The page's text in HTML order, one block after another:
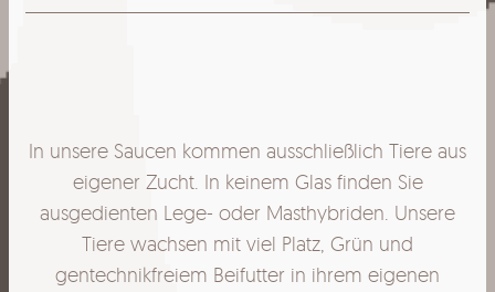
In unsere Saucen kommen ausschließlich Tiere aus
eigener Zucht. In keinem Glas finden Sie
ausgedienten Lege- oder Masthybriden. Unsere
Tiere wachsen mit viel Platz, Grün und
gentechnikfreiem Beifutter in ihrem eigenen